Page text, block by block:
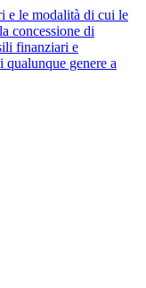
e le modalità di cui le
concessione di
finanziari e
genere a